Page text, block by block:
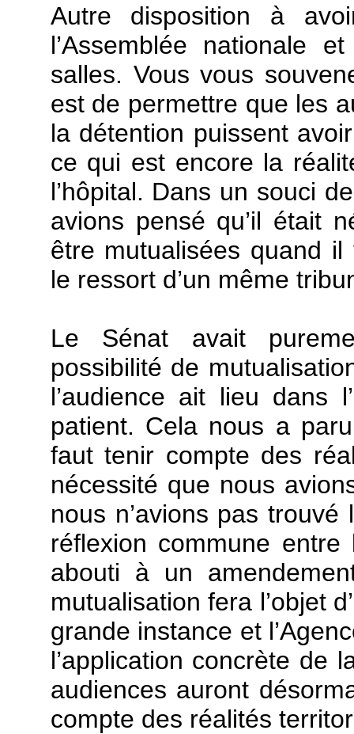
Autre disposition à
l’Assemblée nationale
salles. Vous vous
est de permettre que les
la détention puissent
ce qui est encore la
l’hôpital. Dans un souci
avions pensé qu’il était
être mutualisées quand
le ressort d’un même
Le Sénat avait
possibilité de
l’audience ait lieu dans
patient. Cela nous a
faut tenir compte des
nécessité que nous
nous n’avions pas
réflexion commune
abouti à un
mutualisation fera l’objet
grande instance et
l’application concrète de
audiences auront
compte des réalités